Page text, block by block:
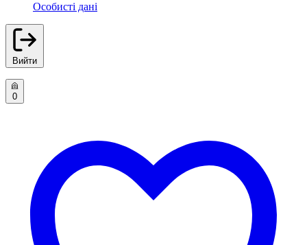
Особисті дані
Вийти
0